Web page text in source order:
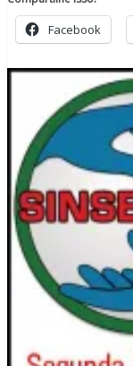
Facebook